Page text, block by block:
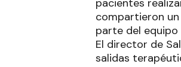
compartieron
parte del equipo
El director de
salidas